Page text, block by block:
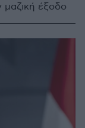
μαζική έξοδο